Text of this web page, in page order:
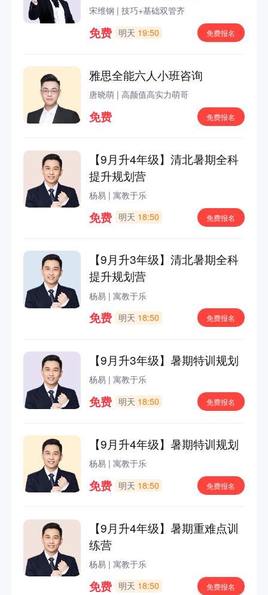
宋维钢 | 技巧+基础双管齐
免费 明天 19:50 免费报名
雅思全能六人小班咨询
唐晓萌 | 高颜值高实力萌哥
免费 免费报名
【9月升4年级】清北暑期全科
提升规划营
杨易 | 寓教于乐
免费 明天 18:50 免费报名
【9月升3年级】清北暑期全科
提升规划营
杨易 | 寓教于乐
免费 明天 18:50 免费报名
【9月升3年级】暑期特训规划
杨易 | 寓教于乐
免费 明天 18:50 免费报名
【9月升4年级】暑期特训规划
杨易 | 寓教于乐
免费 明天 18:50 免费报名
【9月升4年级】暑期重难点训
练营
杨易 | 寓教于乐
免费 明天 18:50 免费报名